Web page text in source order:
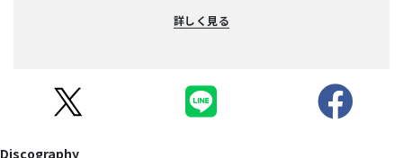
詳しく見る
Discography